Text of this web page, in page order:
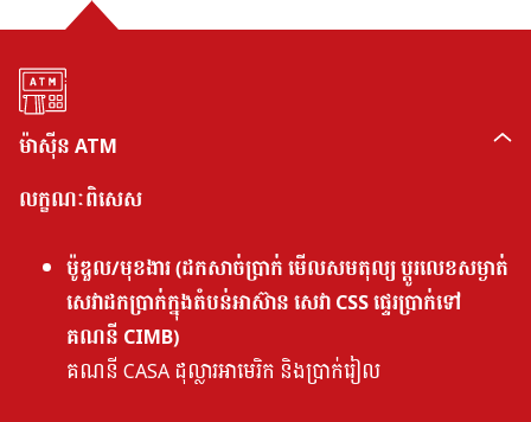
ម៉ាស៊ីន ATM
លក្ខណៈពិសេស
ម៉ូឌួល/មុខងារ (ដកសាច់ប្រាក់ មើលសមតុល្យ ប្តូរលេខសម្ងាត់
សេវាដកប្រាក់ក្នុងតំបន់អាស៊ាន សេវា CSS ផ្ទេរប្រាក់ទៅ
គណនី CIMB)
គណនី CASA ដុល្លារអាមេរិក និងប្រាក់រៀល